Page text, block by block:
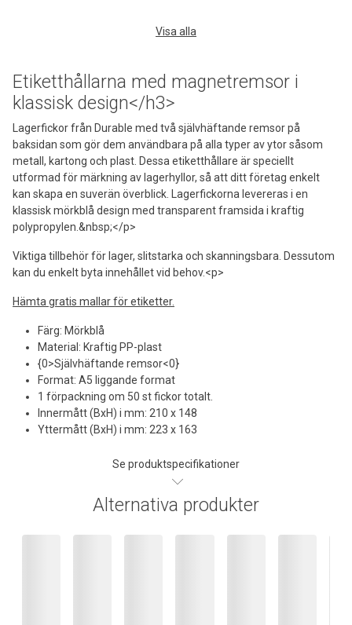
Etiketthållarna med magnetremsor i
klassisk design</h3>
Lagerfickor från Durable med två självhäftande remsor på
baksidan som gör dem användbara på alla typer av ytor såsom
metall, kartong och plast. Dessa etiketthållare är speciellt
utformad för märkning av lagerhyllor, så att ditt företag enkelt
kan skapa en suverän överblick. Lagerfickorna levereras i en
klassisk mörkblå design med transparent framsida i kraftig
polypropylen.&nbsp;</p>
Viktiga tillbehör för lager, slitstarka och skanningsbara. Dessutom
kan du enkelt byta innehållet vid behov.<p>
Hämta gratis mallar för etiketter.
Färg: Mörkblå
Material: Kraftig PP-plast
{0>Självhäftande remsor<0}
Format: A5 liggande format
1 förpackning om 50 st fickor totalt.
Innermått (BxH) i mm: 210 x 148
Yttermått (BxH) i mm: 223 x 163
Se produktspecifikationer
Visa alla
Alternativa produkter